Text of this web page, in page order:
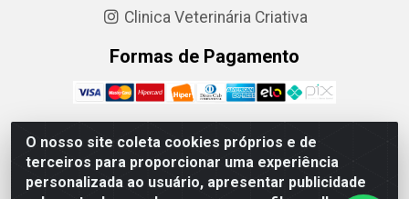
O nosso site coleta cookies próprios e de
terceiros para proporcionar uma experiência
personalizada ao usuário, apresentar publicidade
Clinica Veterinária Criativa
Formas de Pagamento
Criativa Produtos Agropecuarios LTDA - R. Barão do
Cerro Azul, 1083 - Centro, Ponta Grossa - PR, 84010-210